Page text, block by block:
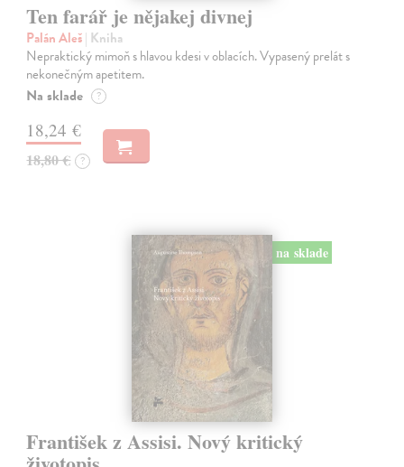
Ten farář je nějakej divnej
Palán Aleš| Kniha
Nepraktický mimoň s hlavou kdesi v oblacích. Vypasený prelát s
nekonečným apetitem.
Na sklade ?
18,24 €
18,80 € ?
na sklade
František z Assisi. Nový kritický